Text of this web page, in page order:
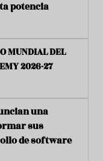
potencia
MUNDIAL DEL
2026-27
una
sus
de software